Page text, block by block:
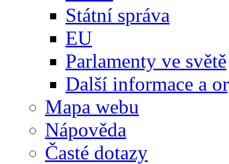
Státní správa
EU
Parlamenty ve světě
Další informace a
Mapa webu
Nápověda
Časté dotazy